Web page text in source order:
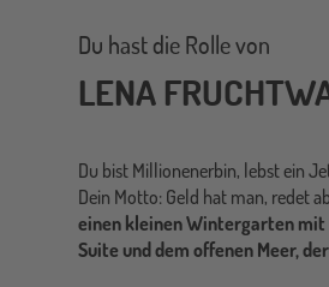
Du hast die Rolle von
LENA
Du bist Millionenerbin, lebst ein
Dein Motto: Geld hat man, redet
einen kleinen Wintergarten mit
Suite und dem offenen Meer,